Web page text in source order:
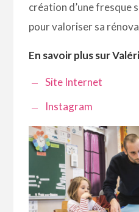
création d’une fresque
pour valoriser sa
En savoir plus sur
Site Internet
Instagram